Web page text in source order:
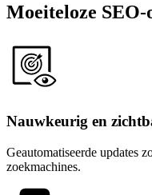
Moeiteloze SEO-
Nauwkeurig en
Geautomatiseerde updates
zoekmachines.